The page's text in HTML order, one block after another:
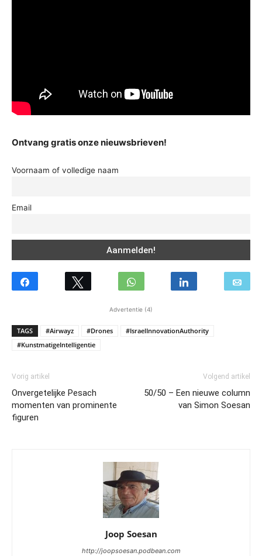
Ontvang gratis onze nieuwsbrieven!
Voornaam of volledige naam
Email
Advertentie (4)
TAGS #Airwayz #Drones
#IsraelInnovationAuthority
#KunstmatigeIntelligentie
Vorig artikel
Onvergetelijke Pesach
momenten van prominente
figuren
Volgend artikel
50/50 – Een nieuwe column
van Simon Soesan
Joop Soesan
http://joopsoesan.podbean.com